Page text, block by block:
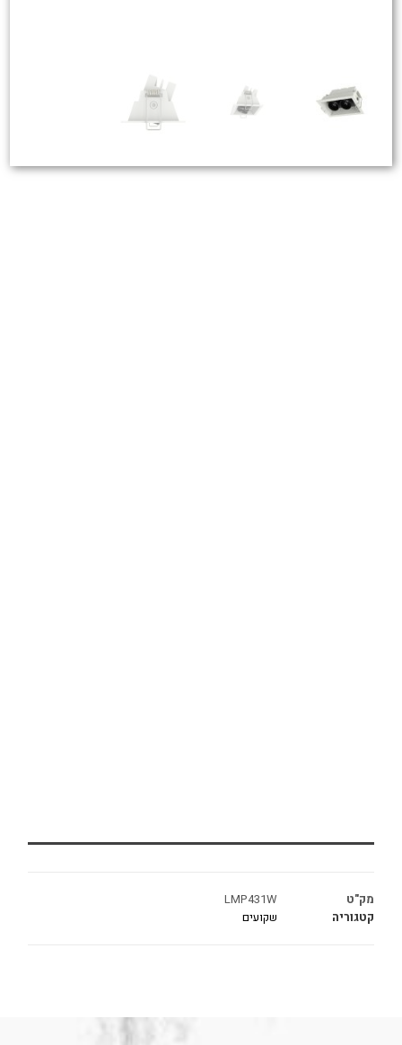
מק"ט
LMP431W
קטגוריה
שקועים